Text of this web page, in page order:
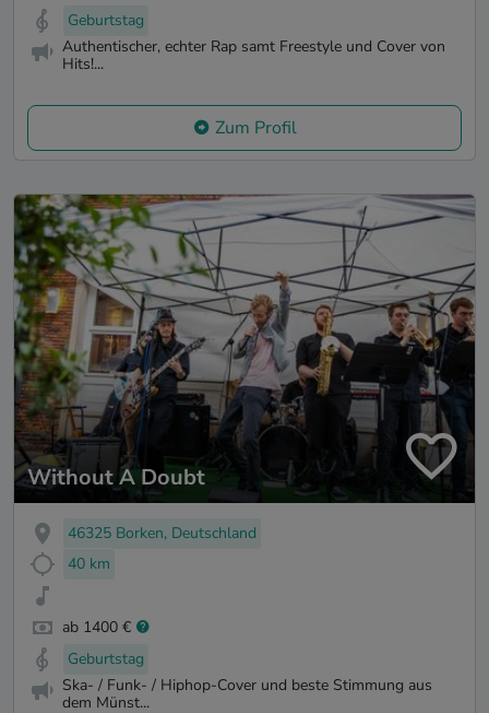
Geburtstag
Authentischer, echter Rap samt Freestyle und Cover von
Hits!...
Zum Profil
Without A Doubt
46325 Borken, Deutschland
40 km
ab 1400 €
Geburtstag
Ska- / Funk- / Hiphop-Cover und beste Stimmung aus
dem Münst...